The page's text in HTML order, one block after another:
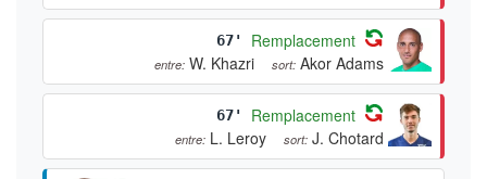
67' Remplacement
entre: W. Khazri sort: Akor Adams
67' Remplacement
entre: L. Leroy sort: J. Chotard